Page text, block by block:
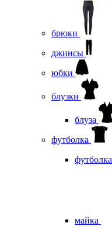
брюки
джинсы
юбки
блузки
блуза
футболка
футболка
майка